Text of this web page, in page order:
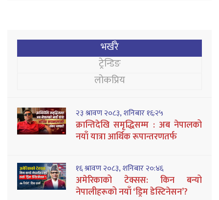
भर्खरै
ट्रेन्डिङ
लोकप्रिय
२३ श्रावण २०८३, शनिबार १६:२५
क्रान्तिदेखि समृद्धिसम्म : अब नेपालको
नयाँ यात्रा आर्थिक रूपान्तरणतर्फ
१६ श्रावण २०८३, शनिबार २०:४६
अमेरिकाको टेक्सस: किन बन्यो
नेपालीहरूको नयाँ ‘ड्रिम डेस्टिनेसन’?